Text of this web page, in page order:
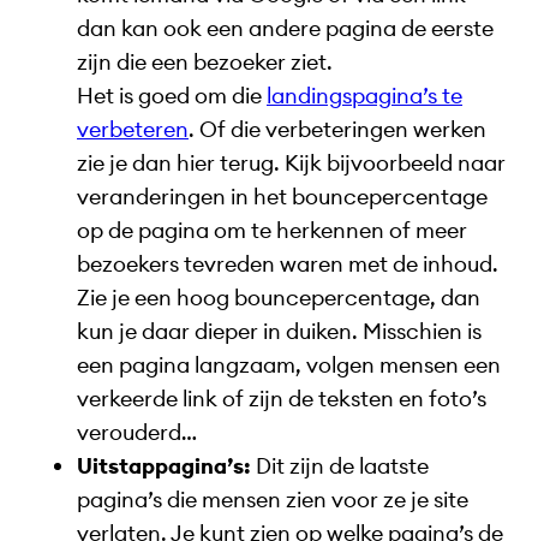
dan kan ook een andere pagina de eerste
zijn die een bezoeker ziet.
Het is goed om die landingspagina’s te
verbeteren. Of die verbeteringen werken
zie je dan hier terug. Kijk bijvoorbeeld naar
veranderingen in het bouncepercentage
op de pagina om te herkennen of meer
bezoekers tevreden waren met de inhoud.
Zie je een hoog bouncepercentage, dan
kun je daar dieper in duiken. Misschien is
een pagina langzaam, volgen mensen een
verkeerde link of zijn de teksten en foto’s
verouderd…
Uitstappagina’s: Dit zijn de laatste
pagina’s die mensen zien voor ze je site
verlaten. Je kunt zien op welke pagina’s de